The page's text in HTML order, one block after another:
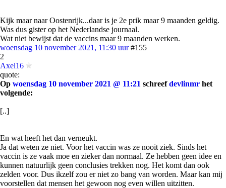
Kijk maar naar Oostenrijk...daar is je 2e prik maar 9 maanden geldig.
Was dus gister op het Nederlandse journaal.
Wat niet bewijst dat de vaccins maar 9 maanden werken.
woensdag 10 november 2021, 11:30 uur #155
2
Axel16
quote:
Op woensdag 10 november 2021 @ 11:21 schreefdevlinmr het
volgende:
[..]
En wat heeft het dan verneukt.
Ja dat weten ze niet. Voor het vaccin was ze nooit ziek. Sinds het
vaccin is ze vaak moe en zieker dan normaal. Ze hebben geen idee en
kunnen natuurlijk geen conclusies trekken nog. Het komt dan ook
zelden voor. Dus ikzelf zou er niet zo bang van worden. Maar kan mij
voorstellen dat mensen het gewoon nog even willen uitzitten.